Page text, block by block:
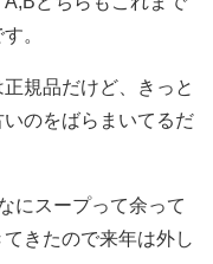
。
規品だけど、きっと
のをばらまいてるだ
にスープって余って
きたので来年は外し